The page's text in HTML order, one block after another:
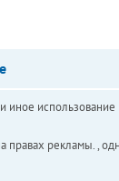
рекламы. ,